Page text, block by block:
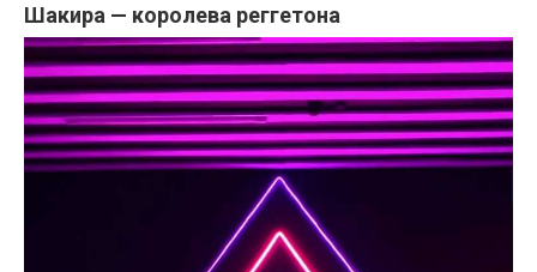
Шакира — королева реггетона